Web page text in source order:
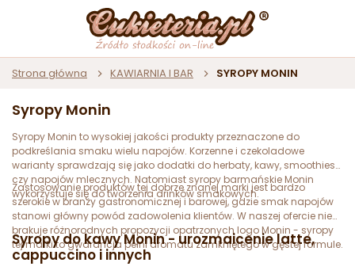
Strona główna KAWIARNIA I BAR SYROPY MONIN
Syropy Monin
Syropy Monin to wysokiej jakości produkty przeznaczone do
podkreślania smaku wielu napojów. Korzenne i czekoladowe
warianty sprawdzają się jako dodatki do herbaty, kawy, smoothies
czy napojów mlecznych. Natomiast syropy barmańskie Monin
wykorzystuje się do tworzenia drinków smakowych.
Zastosowanie produktów tej dobrze znanej marki jest bardzo
szerokie w branży gastronomicznej i barowej, gdzie smak napojów
stanowi główny powód zadowolenia klientów. W naszej ofercie nie
brakuje różnorodnych propozycji opatrzonych logo Monin - syropy
tej marki to gwarancja pełni aromatu zamkniętego w gęstej formule.
Syropy do kawy Monin - urozmaicenie latte,
cappuccino i innych